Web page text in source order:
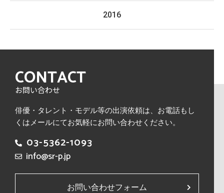
2016
CONTACT
お問い合わせ
俳優・タレント・モデル等の出演依頼は、 お電話もし
くはメールにてお気軽にお問い合わせください。
03-5362-1093
info@sr-p.jp
お問い合わせフォーム